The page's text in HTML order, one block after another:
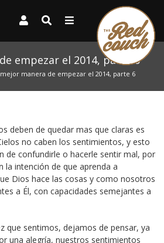
empezar el 2014, parte 6
mejor manera de empezar el 2014, parte 6
deben de quedar mas que claras es
no caben los sentimientos, y esto
de confundirle o hacerle sentir mal, por
la intención de que aprenda a
Dios hace las cosas y como nosotros
a Él, con capacidades semejantes a
que sentimos, dejamos de pensar, ya
una alegría, nuestros sentimientos